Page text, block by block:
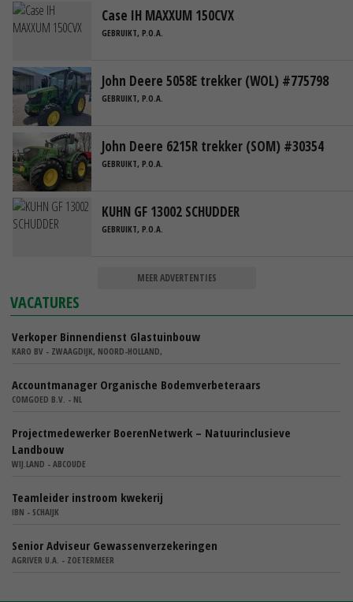
Case IH MAXXUM 150CVX
GEBRUIKT, P.O.A.
John Deere 5058E trekker (WOL) #775798
GEBRUIKT, P.O.A.
John Deere 6215R trekker (SOM) #30354
GEBRUIKT, P.O.A.
KUHN GF 13002 SCHUDDER
GEBRUIKT, P.O.A.
MEER ADVERTENTIES
VACATURES
Verkoper Binnendienst Glastuinbouw
KARO BV - ZWAAGDIJK, NOORD-HOLLAND,
Accountmanager Organische Bodemverbeteraars
COMGOED B.V. - NL
Projectmedewerker BoerenNetwerk – Natuurinclusieve
Landbouw
WIJ.LAND - ABCOUDE
Teamleider instroom kwekerij
IBN - SCHAIJK
Senior Adviseur Gewassenverzekeringen
AGRIVER U.A. - ZOETERMEER